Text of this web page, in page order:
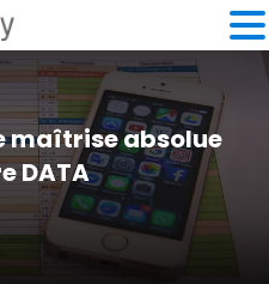
maîtrise absolue
DATA